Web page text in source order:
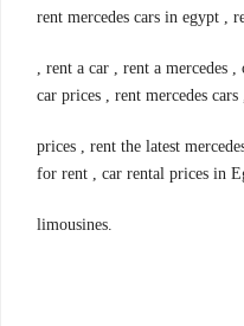
rent mercedes cars in egypt ,
, rent a car , rent a mercedes
car prices , rent mercedes
prices , rent the latest
for rent , car rental prices in
limousines.